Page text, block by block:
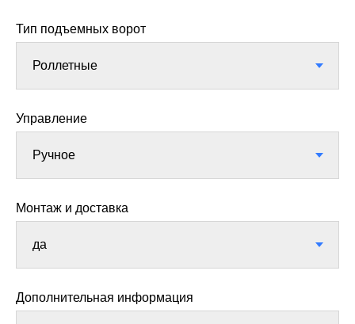
Тип подъемных ворот
Управление
Монтаж и доставка
Дополнительная информация